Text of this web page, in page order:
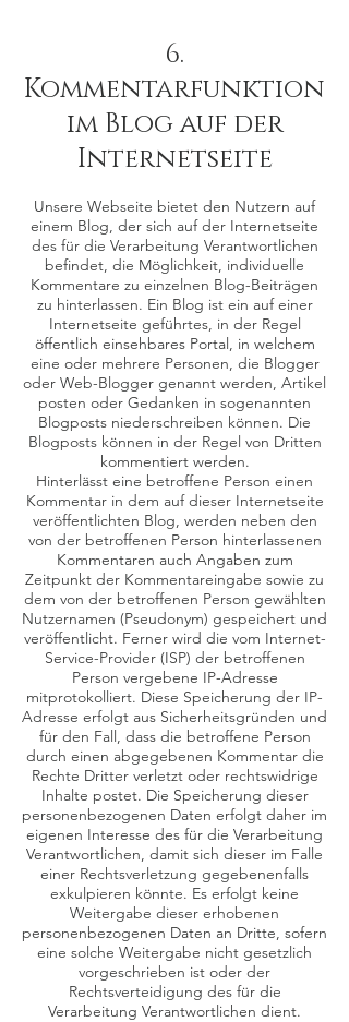
6.
Kommentarfunktion
im Blog auf der
Internetseite
Unsere Webseite bietet den Nutzern auf
einem Blog, der sich auf der Internetseite
des für die Verarbeitung Verantwortlichen
befindet, die Möglichkeit, individuelle
Kommentare zu einzelnen Blog-Beiträgen
zu hinterlassen. Ein Blog ist ein auf einer
Internetseite geführtes, in der Regel
öffentlich einsehbares Portal, in welchem
eine oder mehrere Personen, die Blogger
oder Web-Blogger genannt werden, Artikel
posten oder Gedanken in sogenannten
Blogposts niederschreiben können. Die
Blogposts können in der Regel von Dritten
kommentiert werden.
Hinterlässt eine betroffene Person einen
Kommentar in dem auf dieser Internetseite
veröffentlichten Blog, werden neben den
von der betroffenen Person hinterlassenen
Kommentaren auch Angaben zum
Zeitpunkt der Kommentareingabe sowie zu
dem von der betroffenen Person gewählten
Nutzernamen (Pseudonym) gespeichert und
veröffentlicht. Ferner wird die vom Internet-
Service-Provider (ISP) der betroffenen
Person vergebene IP-Adresse
mitprotokolliert. Diese Speicherung der IP-
Adresse erfolgt aus Sicherheitsgründen und
für den Fall, dass die betroffene Person
durch einen abgegebenen Kommentar die
Rechte Dritter verletzt oder rechtswidrige
Inhalte postet. Die Speicherung dieser
personenbezogenen Daten erfolgt daher im
eigenen Interesse des für die Verarbeitung
Verantwortlichen, damit sich dieser im Falle
einer Rechtsverletzung gegebenenfalls
exkulpieren könnte. Es erfolgt keine
Weitergabe dieser erhobenen
personenbezogenen Daten an Dritte, sofern
eine solche Weitergabe nicht gesetzlich
vorgeschrieben ist oder der
Rechtsverteidigung des für die
Verarbeitung Verantwortlichen dient.